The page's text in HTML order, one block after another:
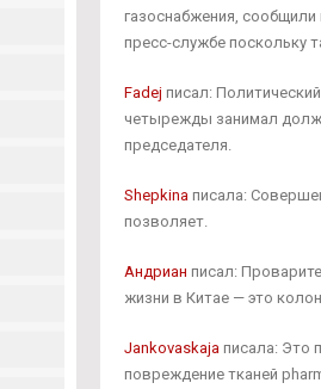
газоснабжения, сообщили
пресс-службе поскольку
Fadej писал:
четырежды занимал
председателя.
Shepkinaписала:
позволяет.
Андриан писал:
жизни в Китае — это
Jankovaskajaписала: Это
повреждение тканей